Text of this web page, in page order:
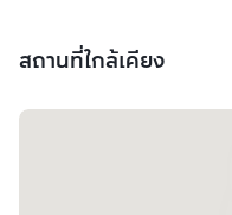
สถานที่ใกล้เคียง